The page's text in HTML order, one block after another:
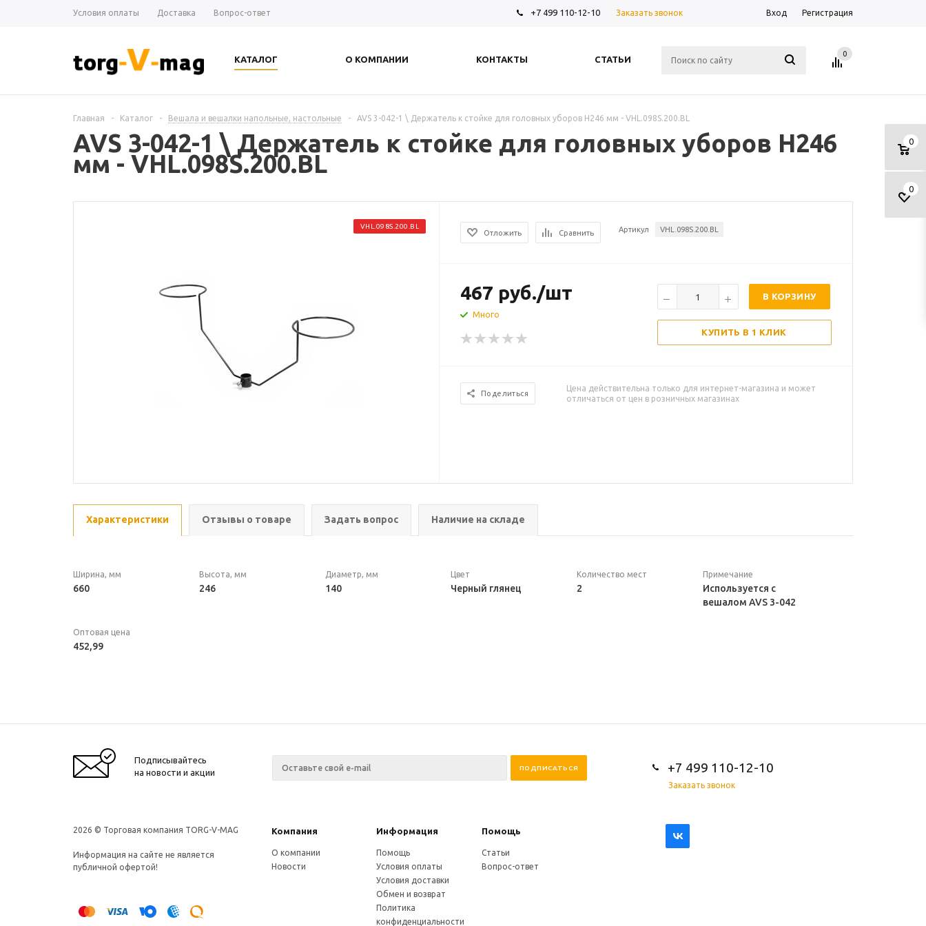
Условия оплаты Доставка Вопрос-ответ +7 499 110-12-10 Заказать звонок Вход Регистрация
КАТАЛОГ О КОМПАНИИ КОНТАКТЫ СТАТЬИ
0
0
0
Главная - Каталог - Вешала и вешалки напольные, настольные - AVS 3-042-1 \ Держатель к стойке для головных уборов H246 мм - VHL.098S.200.BL
AVS 3-042-1 \ Держатель к стойке для головных уборов H246
мм - VHL.098S.200.BL
VHL.098S.200.BL
Отложить Сравнить Артикул VHL.098S.200.BL
467 руб./шт
Много
В КОРЗИНУ
КУПИТЬ В 1 КЛИК
Поделиться
Цена действительна только для интернет-магазина и может
отличаться от цен в розничных магазинах
Характеристики Отзывы о товаре Задать вопрос Наличие на складе
Ширина, мм
660
Высота, мм
246
Диаметр, мм
140
Цвет
Черный глянец
Количество мест
2
Примечание
Используется с
вешалом AVS 3-042
Оптовая цена
452,99
Подписывайтесь
на новости и акции
+7 499 110-12-10
Заказать звонок
2026 © Торговая компания TORG-V-MAG
Информация на сайте не является
публичной офертой!
Компания Информация Помощь
О компании
Новости
Помощь
Условия оплаты
Условия доставки
Обмен и возврат
Политика
конфиденциальности
Статьи
Вопрос-ответ